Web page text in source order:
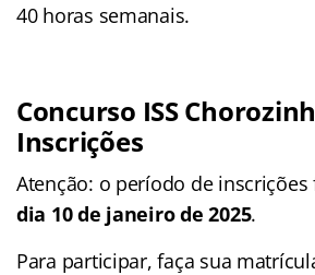
40 horas semanais.
Concurso ISS
Inscrições
Atenção: o período de
dia 10 de janeiro de 2025.
Para participar, faça sua